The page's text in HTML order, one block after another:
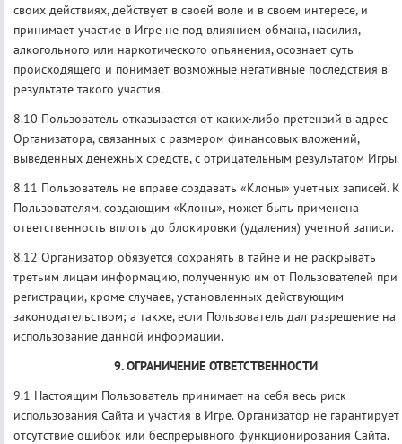
своих действиях, действует в своей воле и в своем интересе, и
принимает участие в Игре не под влиянием обмана, насилия,
алкогольного или наркотического опьянения, осознает суть
происходящего и понимает возможные негативные последствия в
результате такого участия.
8.10 Пользователь отказывается от каких-либо претензий в адрес
Организатора, связанных с размером финансовых вложений,
выведенных денежных средств, с отрицательным результатом Игры.
8.11 Пользователь не вправе создавать «Клоны» учетных записей. К
Пользователям, создающим «Клоны», может быть применена
ответственность вплоть до блокировки (удаления) учетной записи.
8.12 Организатор обязуется сохранять в тайне и не раскрывать
третьим лицам информацию, полученную им от Пользователей при
регистрации, кроме случаев, установленных действующим
законодательством; а также, если Пользователь дал разрешение на
использование данной информации.
9. ОГРАНИЧЕНИЕ ОТВЕТСТВЕННОСТИ
9.1 Настоящим Пользователь принимает на себя весь риск
использования Сайта и участия в Игре. Организатор не гарантирует
отсутствие ошибок или беспрерывного функционирования Сайта.